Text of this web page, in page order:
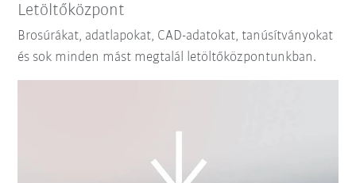
Letöltőközpont
Brosúrákat, adatlapokat, CAD-adatokat, tanúsítványokat
és sok minden mást megtalál letöltőközpontunkban.